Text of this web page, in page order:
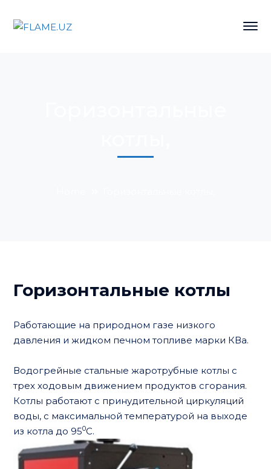
Горизонтальные котлы
Работающие на природном газе низкого
давления и жидком печном топливе марки КВа.
Водогрейные стальные жаротрубные котлы с
трех ходовым движением продуктов сгорания.
Котлы работают с принудительной циркуляций
воды, с максимальной температурой на выходе
из котла до 950С.